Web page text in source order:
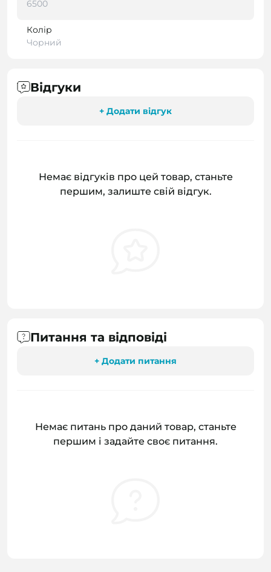
6500
Колір
Чорний
Відгуки
+ Додати відгук
Немає відгуків про цей товар, станьте
першим, залиште свій відгук.
Питання та відповіді
+ Додати питання
Немає питань про даний товар, станьте
першим і задайте своє питання.